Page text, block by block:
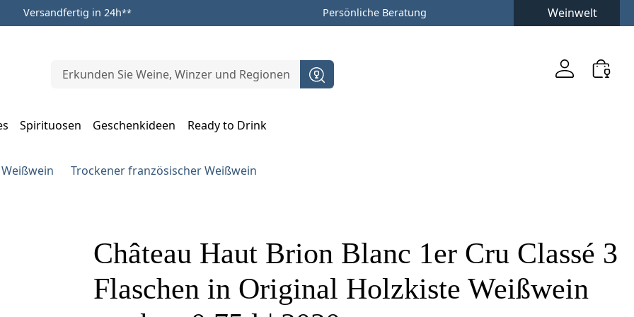
Versandfertig in 24h** Persönliche Beratung Weinwelt
Spirituosen Geschenkideen
Ready to Drink
Trockener französischer Weißwein
Château Haut Brion Blanc 1er Cru Classé 3
Flaschen in Original Holzkiste Weißwein